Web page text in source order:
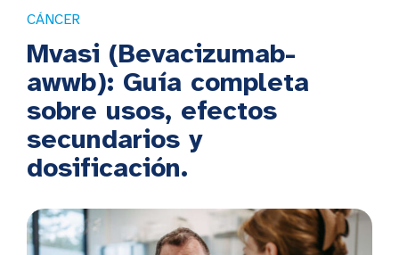
CÁNCER
Mvasi (Bevacizumab-
awwb): Guía completa
sobre usos, efectos
secundarios y
dosificación.